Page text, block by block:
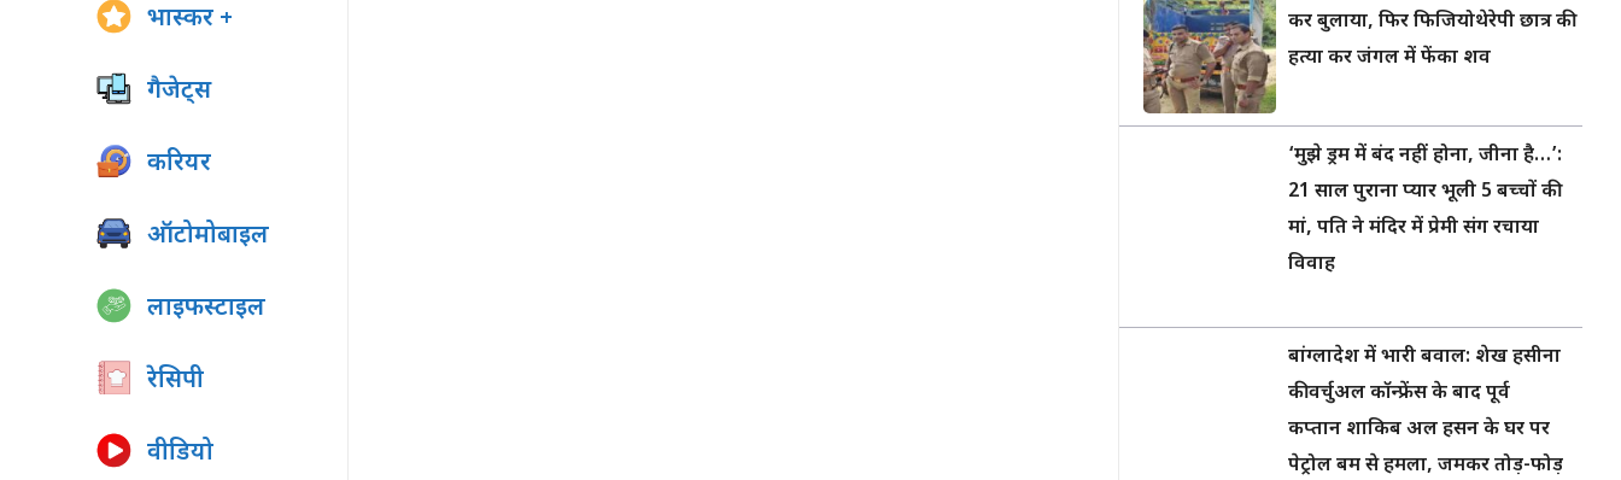
भास्कर +
गैजेट्स
करियर
ऑटोमोबाइल
लाइफस्टाइल
रेसिपी
वीडियो
कर बुलाया, फिर फिजियोथेरेपी छात्र की
हत्या कर जंगल में फेंका शव
‘मुझे ड्रम में बंद नहीं होना, जीना है…’:
21 साल पुराना प्यार भूली 5 बच्चों की
मां, पति ने मंदिर में प्रेमी संग रचाया
विवाह
बांग्लादेश में भारी बवाल: शेख हसीना
की वर्चुअल कॉन्फ्रेंस के बाद पूर्व
कप्तान शाकिब अल हसन के घर पर
पेट्रोल बम से हमला, जमकर तोड़-फोड़